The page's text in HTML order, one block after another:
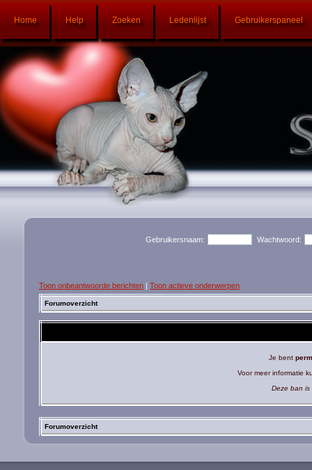
Home Help Zoeken Ledenlijst Gebruikerspaneel
Gebruikersnaam: Wachtwoord:
Toon onbeantwoorde berichten | Toon actieve onderwerpen
Forumoverzicht
Je bent
Voor meer informatie
Deze ban is
Forumoverzicht